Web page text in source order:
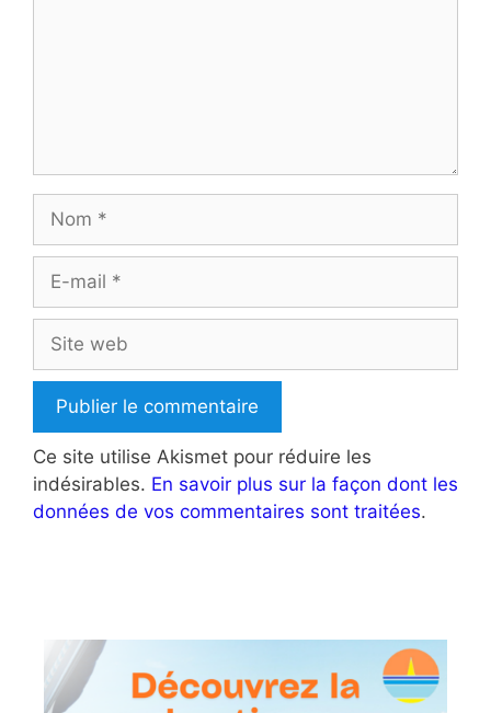
Nom
Site
web
Ce site utilise Akismet pour réduire les
indésirables. En savoir plus sur la façon dont les
données de vos commentaires sont traitées.